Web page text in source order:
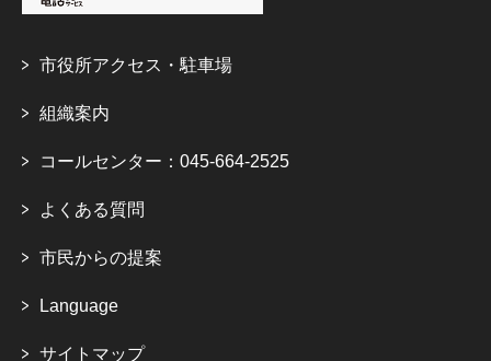
市役所アクセス・駐車場
組織案内
コールセンター：045-664-2525
よくある質問
市民からの提案
Language
サイトマップ